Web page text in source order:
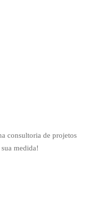
consultoria de projetos
medida!